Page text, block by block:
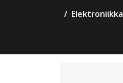
Elektroniikka